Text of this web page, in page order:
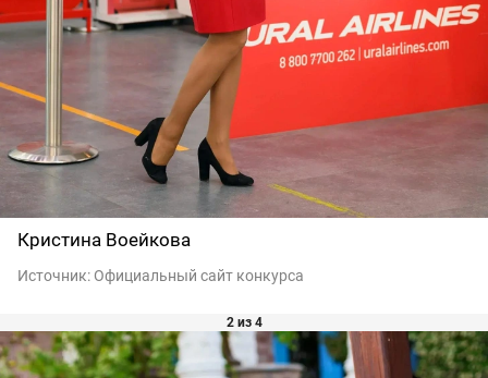
Кристина Воейкова
Источник: Официальный сайт конкурса
2 из 4